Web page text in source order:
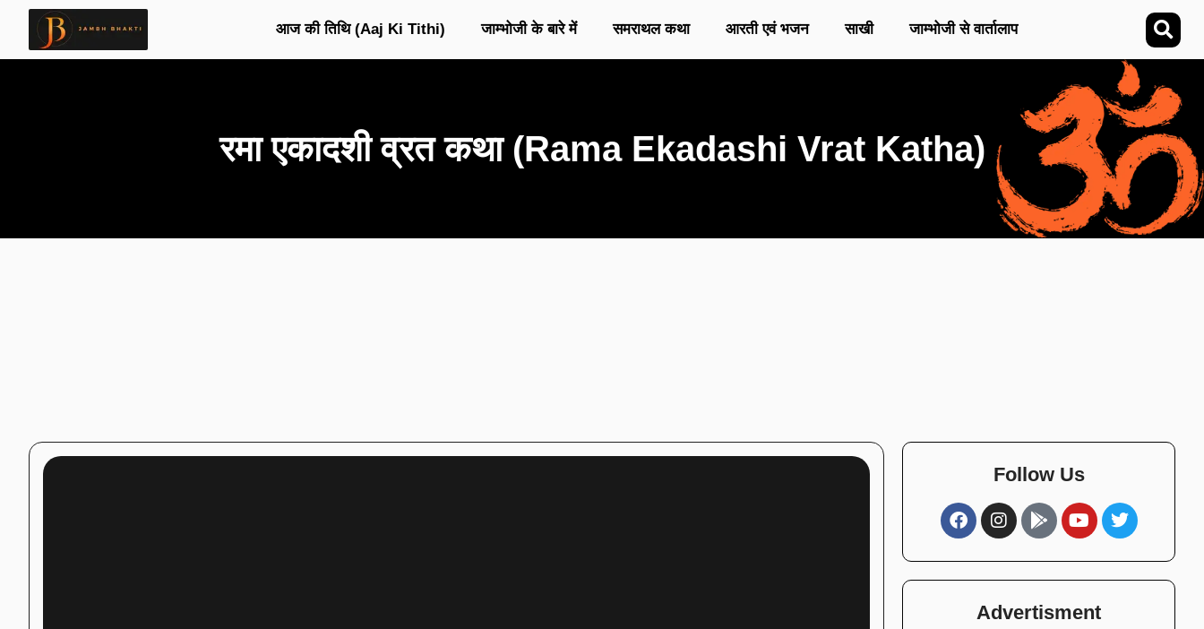
आज की तिथि (Aaj Ki Tithi) जाम्भोजी के बारे में समराथल कथा आरती एवं भजन साखी जाम्भोजी से वार्तालाप
रमा एकादशी व्रत कथा (Rama Ekadashi Vrat Katha)
Follow Us
Advertisment